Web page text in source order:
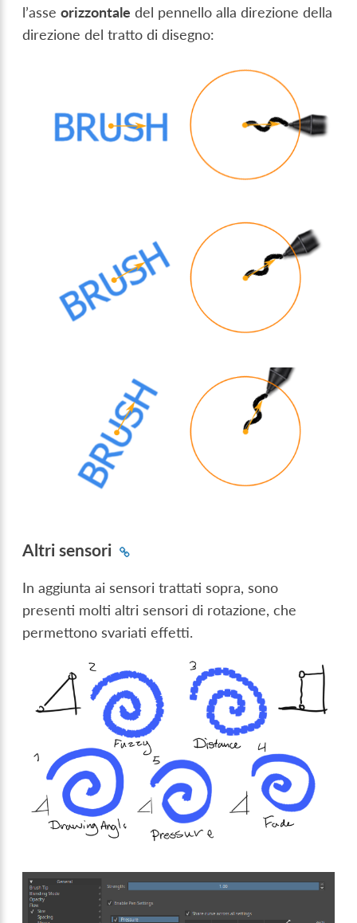
l’asseorizzontale del pennello alla direzione della
direzione del tratto di disegno:
Altri sensori
In aggiunta ai sensori trattati sopra, sono
presenti molti altri sensori di rotazione, che
permettono svariati effetti.